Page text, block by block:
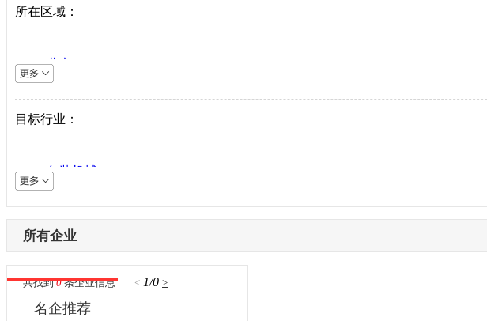
机床设备
直驱驱动器
工业机器人
伺服电机
中低压变频器
工业以太网
激光设备
其他机械设备
机器视觉
高压变频器
伺服驱动器
所在区域：
北京
上海
天津
山西
内蒙古
辽宁
吉林
黑龙江
江苏
目标行业：
包装机械
采矿机械
电子制造
纺织机械
供水处理
轨道交通
机床工具
所有企业
共找到 0 条企业信息 < 1/0 >
名企推荐